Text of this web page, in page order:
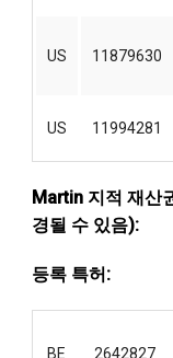
US 11879630
US 11994281
Martin 지적 재산
경될 수 있음):
등록 특허:
BE 2642827